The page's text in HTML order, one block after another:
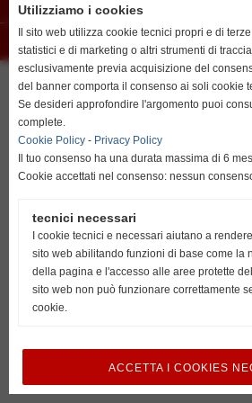
Recapiti telefonici:
Lovisari Nicolas
resta su italiano
go to english
http://www.unionvislendinara.it
Utilizziamo i cookies
Il sito web utilizza cookie tecnici propri e di
statistici e di marketing o altri strumenti di
esclusivamente previa acquisizione del
del banner comporta il consenso ai soli cookie
Se desideri approfondire l'argomento puoi
complete.
Cookie Policy - Privacy Policy
Il tuo consenso ha una durata massima di 6
Cookie accettati nel consenso: nessun
tecnici necessari
I cookie tecnici e necessari aiutano a
sito web abilitando funzioni di base come la
della pagina e l'accesso alle aree protette del
sito web non può funzionare correttamente
cookie.
ACCETTA I COOKIES